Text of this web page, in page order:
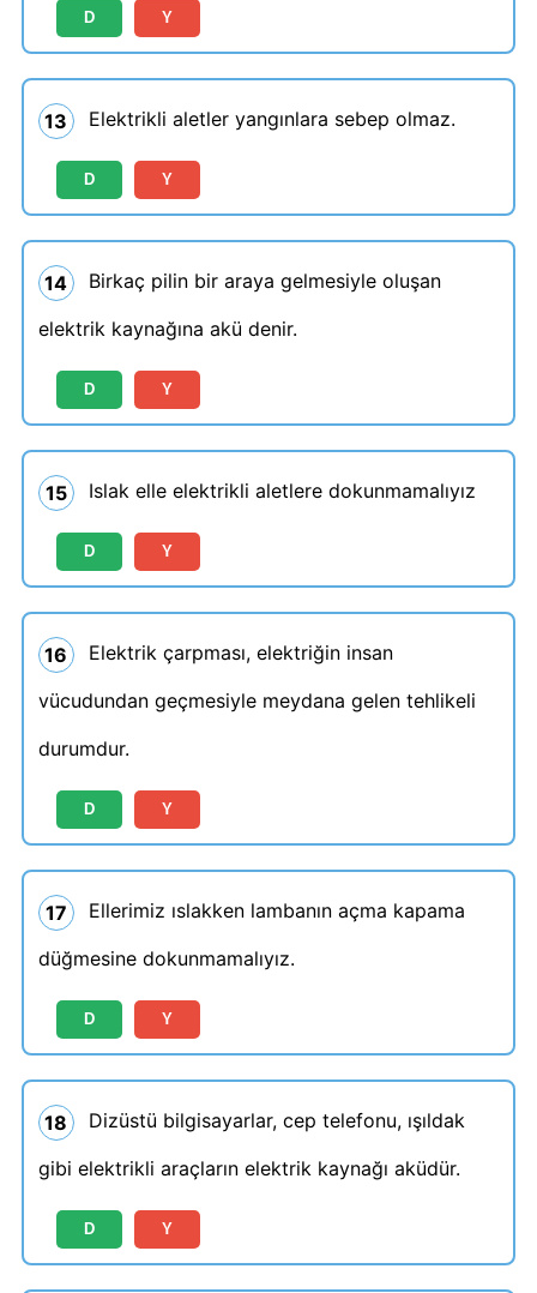
D Y
13 Elektrikli aletler yangınlara sebep olmaz.
D Y
14
Birkaç pilin bir araya gelmesiyle oluşan
elektrik kaynağına akü denir.
D Y
15 Islak elle elektrikli aletlere dokunmamalıyız
D Y
16
Elektrik çarpması, elektriğin insan
vücudundan geçmesiyle meydana gelen tehlikeli
durumdur.
D Y
17
Ellerimiz ıslakken lambanın açma kapama
düğmesine dokunmamalıyız.
D Y
18
Dizüstü bilgisayarlar, cep telefonu, ışıldak
gibi elektrikli araçların elektrik kaynağı aküdür.
D Y